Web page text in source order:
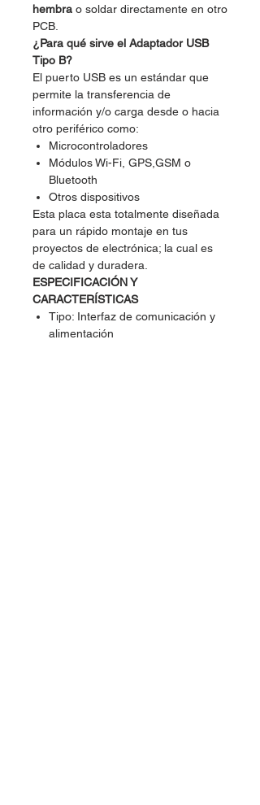
hembra o soldar directamente en otro
PCB.
¿Para qué sirve el Adaptador USB
Tipo B?
El puerto USB es un estándar que
permite la transferencia de
información y/o carga desde o hacia
otro periférico como:
Microcontroladores
Módulos Wi-Fi, GPS,GSM o
Bluetooth
Otros dispositivos
Esta placa esta totalmente diseñada
para un rápido montaje en tus
proyectos de electrónica; la cual es
de calidad y duradera.
ESPECIFICACIÓN Y
CARACTERÍSTICAS
Tipo: Interfaz de comunicación y
alimentación